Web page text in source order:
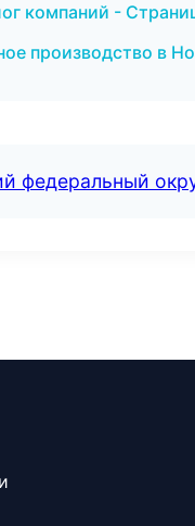
компаний -
производство в
федеральный